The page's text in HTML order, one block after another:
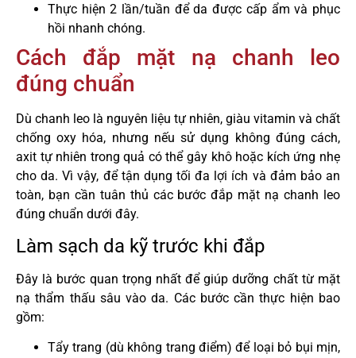
Thực hiện 2 lần/tuần để da được cấp ẩm và phục
hồi nhanh chóng.
Cách đắp mặt nạ chanh leo
đúng chuẩn
Dù chanh leo là nguyên liệu tự nhiên, giàu vitamin và chất
chống oxy hóa, nhưng nếu sử dụng không đúng cách,
axit tự nhiên trong quả có thể gây khô hoặc kích ứng nhẹ
cho da. Vì vậy, để tận dụng tối đa lợi ích và đảm bảo an
toàn, bạn cần tuân thủ các bước đắp mặt nạ chanh leo
đúng chuẩn dưới đây.
Làm sạch da kỹ trước khi đắp
Đây là bước quan trọng nhất để giúp dưỡng chất từ mặt
nạ thẩm thấu sâu vào da. Các bước cần thực hiện bao
gồm:
Tẩy trang (dù không trang điểm) để loại bỏ bụi mịn,